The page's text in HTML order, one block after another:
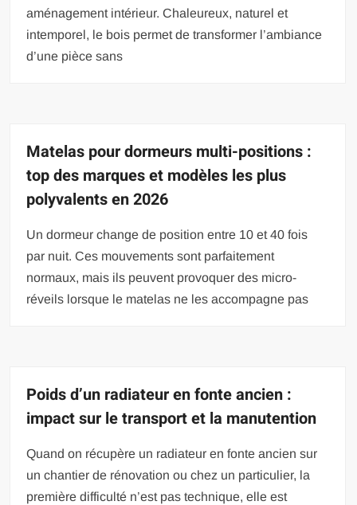
aménagement intérieur. Chaleureux, naturel et
intemporel, le bois permet de transformer l’ambiance
d’une pièce sans
Matelas pour dormeurs multi-positions :
top des marques et modèles les plus
polyvalents en 2026
Un dormeur change de position entre 10 et 40 fois
par nuit. Ces mouvements sont parfaitement
normaux, mais ils peuvent provoquer des micro-
réveils lorsque le matelas ne les accompagne pas
Poids d’un radiateur en fonte ancien :
impact sur le transport et la manutention
Quand on récupère un radiateur en fonte ancien sur
un chantier de rénovation ou chez un particulier, la
première difficulté n’est pas technique, elle est